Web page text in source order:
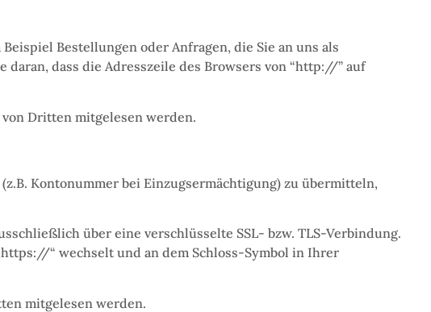
Bestellungen oder Anfragen, die Sie an uns als
dass die Adresszeile des Browsers von “http://” auf
Dritten mitgelesen werden.
Kontonummer bei Einzugsermächtigung) zu übermitteln,
über eine verschlüsselte SSL- bzw. TLS-Verbindung.
“ wechselt und an dem Schloss-Symbol in Ihrer
mitgelesen werden.